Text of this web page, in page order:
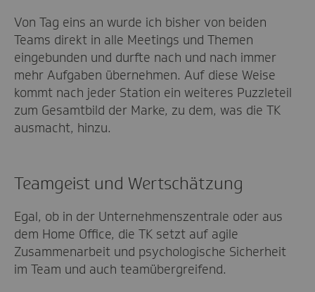
Von Tag eins an wurde ich bisher von beiden
Teams direkt in alle Meetings und Themen
eingebunden und durfte nach und nach immer
mehr Aufgaben übernehmen. Auf diese Weise
kommt nach jeder Station ein weiteres Puzzleteil
zum Gesamtbild der Marke, zu dem, was die TK
ausmacht, hinzu.
Teamgeist und Wertschätzung
Egal, ob in der Unternehmenszentrale oder aus
dem Home Office, die TK setzt auf agile
Zusammenarbeit und psychologische Sicherheit
im Team und auch teamübergreifend.